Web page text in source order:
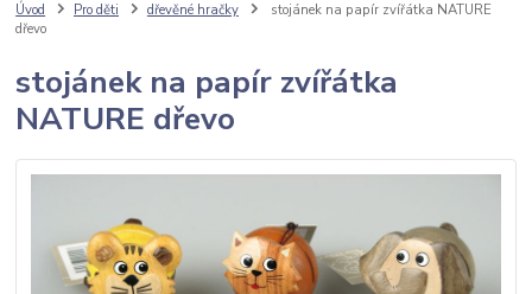
Úvod Pro děti dřevěné hračky
stojánek na papír zvířátka NATURE
dřevo
stojánek na papír zvířátka
NATURE dřevo